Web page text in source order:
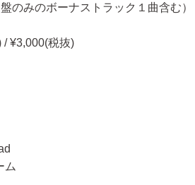
のみのボーナストラック１曲含む）
/ ¥3,000(税抜)
ム